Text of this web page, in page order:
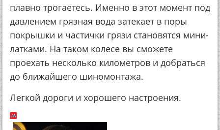
плавно трогаетесь. Именно в этот момент под
давлением грязная вода затекает в поры
покрышки и частички грязи становятся мини-
латками. На таком колесе вы сможете
проехать несколько километров и добраться
до ближайшего шиномонтажа.
Легкой дороги и хорошего настроения.